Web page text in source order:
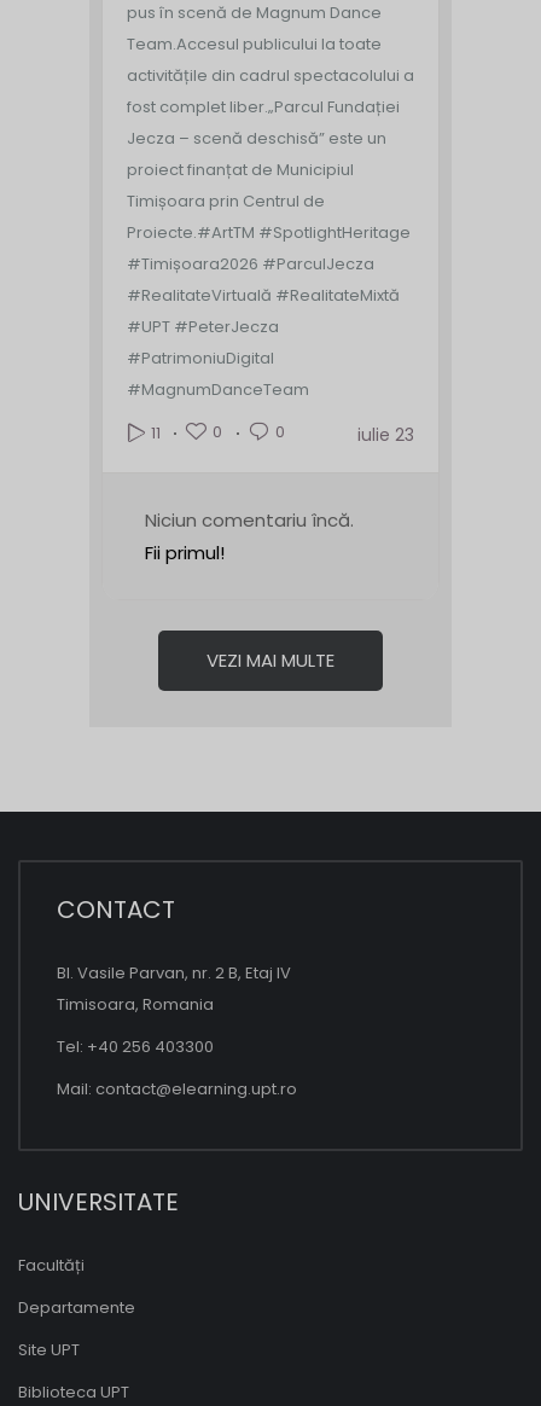
pus în scenă de Magnum Dance
Team.Accesul publicului la toate
activitățile din cadrul spectacolului a
fost complet liber.„Parcul Fundației
Jecza – scenă deschisă” este un
proiect finanțat de Municipiul
Timișoara prin Centrul de
Proiecte.#ArtTM #SpotlightHeritage
#Timișoara2026 #ParculJecza
#RealitateVirtuală #RealitateMixtă
#UPT #PeterJecza
#PatrimoniuDigital
#MagnumDanceTeam
11
0 0 iulie 23
Niciun comentariu încă.
Fii primul!
VEZI MAI MULTE
CONTACT
Bl. Vasile Parvan, nr. 2 B, Etaj IV
Timisoara, Romania
Tel: +40 256 403300
Mail: contact@elearning.upt.ro
UNIVERSITATE
Facultăți
Departamente
Site UPT
Biblioteca UPT